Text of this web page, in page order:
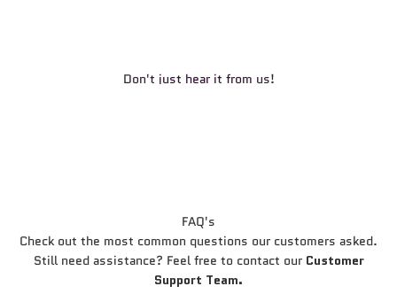
Don't just hear it from us!
FAQ's
Check out the most common questions our customers asked.
Still need assistance? Feel free to contact our Customer
Support Team.